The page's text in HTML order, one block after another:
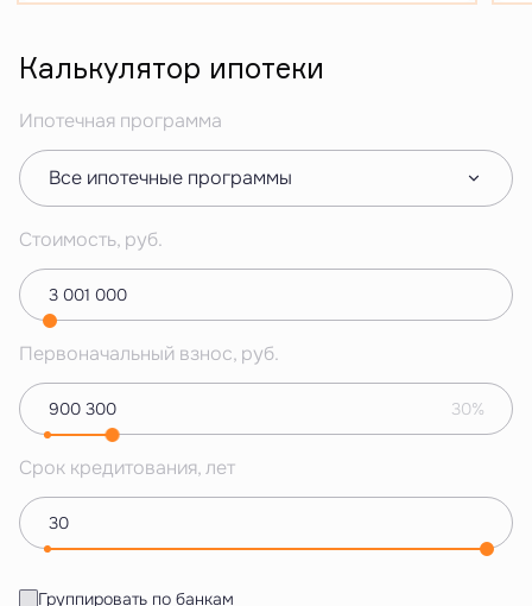
Калькулятор ипотеки
Ипотечная программа
Все ипотечные программы
Стоимость, руб.
Первоначальный взнос, руб.
30%
Срок кредитования, лет
Группировать по банкам